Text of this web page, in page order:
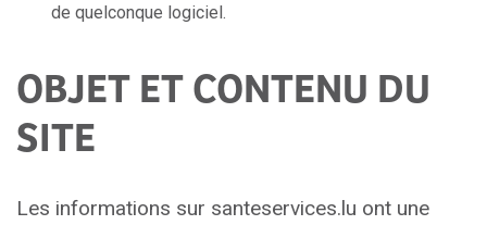
de quelconque logiciel.
OBJET ET CONTENU DU
SITE
Les informations sur santeservices.lu ont une